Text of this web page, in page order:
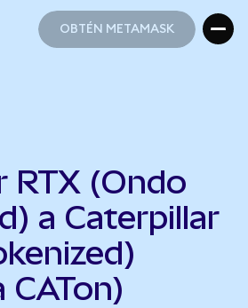
OBTÉN METAMASK
RTX (Ondo
a Caterpillar
CATon)